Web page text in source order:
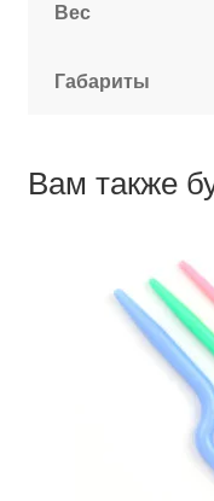
Вес
Габариты
Вам также